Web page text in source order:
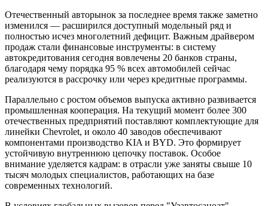
Отечественный авторынок за последнее время также заметно
изменился — расширился доступный модельный ряд и
полностью исчез многолетний дефицит. Важным драйвером
продаж стали финансовые инструменты: в систему
автокредитования сегодня вовлечены 20 банков страны,
благодаря чему порядка 95 % всех автомобилей сейчас
реализуются в рассрочку или через кредитные программы.
Параллельно с ростом объемов выпуска активно развивается
промышленная кооперация. На текущий момент более 300
отечественных предприятий поставляют комплектующие для
линейки Chevrolet, и около 40 заводов обеспечивают
компонентами производство KIA и BYD. Это формирует
устойчивую внутреннюю цепочку поставок. Особое
внимание уделяется кадрам: в отрасли уже заняты свыше 10
тысяч молодых специалистов, работающих на базе
современных технологий.